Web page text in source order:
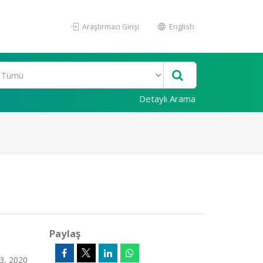
Araştırmacı Girişi English
Detaylı Arama
2020
Paylaş